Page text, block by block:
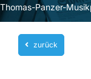
Themen
Blog
Unternehmen
Thomas-Panzer-
zurück